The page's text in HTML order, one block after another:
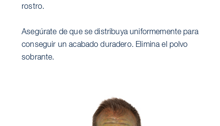
rostro.
Asegúrate de que se distribuya uniformemente para
conseguir un acabado duradero. Elimina el polvo
sobrante.